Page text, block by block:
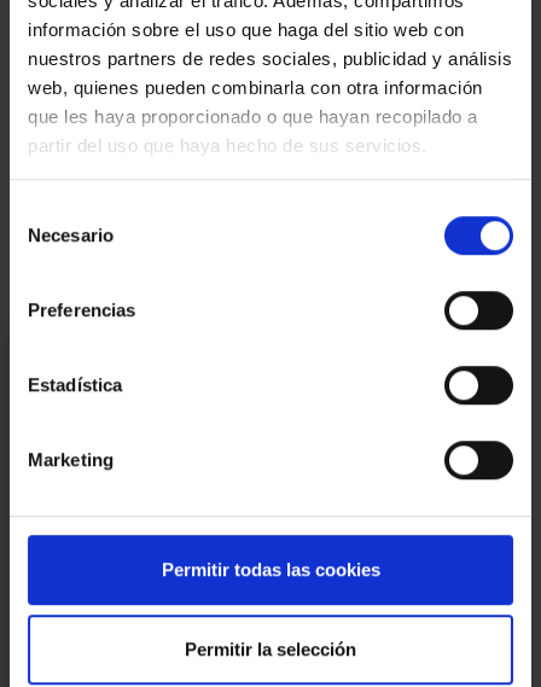
información sobre el uso que haga del sitio web con
nuestros partners de redes sociales, publicidad y análisis
web, quienes pueden combinarla con otra información
que les haya proporcionado o que hayan recopilado a
partir del uso que haya hecho de sus servicios.
Necesario
Preferencias
Estadística
Marketing
Permitir todas las cookies
Permitir la selección
AICAT 145 – API 1519 | VENDA 2ªMÀ en PERFECTE ESTAT | CEE:
1F1ZSMJV6 - CHB04775224001 | Impost ITP, segons tipus vigent.
Despeses notarials i registrals, segons arancel. | Propietari Gran
Tenidor
Mapa
Estic interessat
Telèfon
mail